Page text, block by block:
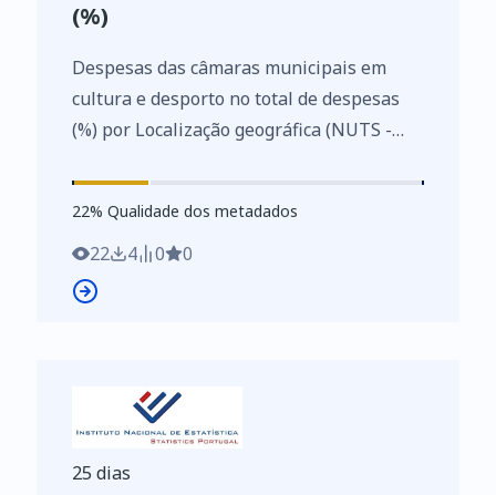
(%)
Despesas das câmaras municipais em
cultura e desporto no total de despesas
(%) por Localização geográfica (NUTS -
financiamento das atividades culturais,
criativas e desportivas pelas câmaras
municipais
https://www.ine.pt/xurl/indx/0010322/PT
22%
22% Qualidade dos metadados
22 4 0 0
25 dias